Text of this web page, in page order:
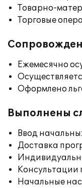
Товарно-
Торговые
Ежемесячно
Оформлено
Выполнены
Ввод
Доставка
Консультации
Начальные